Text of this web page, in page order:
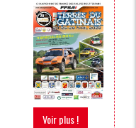
Voir plus !